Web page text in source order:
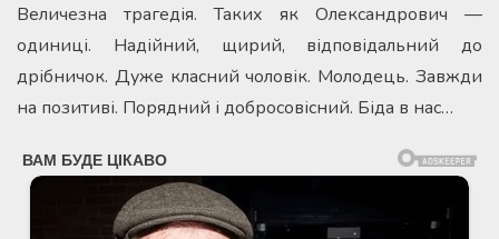
Величезна трагедія. Таких як Олександрович —
одиниці. Надійний, щирий, відповідальний до
дрібничок. Дуже класний чоловік. Молодець. Завжди
на позитиві. Порядний і добросовісний. Біда в нас…